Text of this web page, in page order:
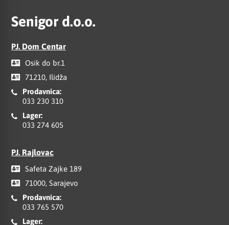
Senigor d.o.o.
PJ. Dom Centar
Osik do br.1
71210, Ilidža
Prodavnica:
033 230 310
Lager:
033 274 605
PJ. Rajlovac
Safeta Zajke 189
71000, Sarajevo
Prodavnica:
033 765 570
Lager: